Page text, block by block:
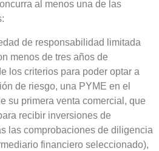
al menos una de las
de responsabilidad limitada
menos de tres años de
los criterios para poder optar a
de riesgo, una PYME en el
su primera venta comercial, que
recibir inversiones de
las comprobaciones de diligencia
financiero seleccionado),